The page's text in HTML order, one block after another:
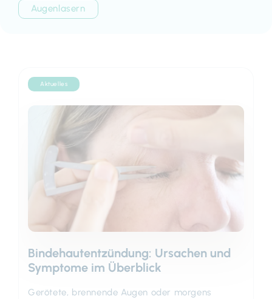
Augenlasern
Aktuelles
Bindehautentzündung: Ursachen und
Symptome im Überblick
Gerötete, brennende Augen oder morgens